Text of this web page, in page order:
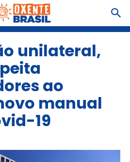
unilateral,
ao
manual
19